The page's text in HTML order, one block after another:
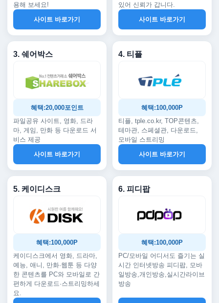
용해 보세요!
사이트 바로가기
있어 신뢰가 갑니다.
사이트 바로가기
3. 쉐어박스
혜택:20,000포인트
파일공유 사이트, 영화, 드라
마, 게임, 만화 등 다운로드 서
비스 제공
사이트 바로가기
4. 티플
혜택:100,000P
티플, tple.co.kr, TOP콘텐츠,
테마관, 스페셜관, 다운로드,
모바일 스트리밍
사이트 바로가기
5. 케이디스크
혜택:100,000P
케이디스크에서 영화, 드라마,
예능, 애니, 만화·웹툰 등 다양
한 콘텐츠를 PC와 모바일로 간
편하게 다운로드·스트리밍하세
요.
6. 피디팝
혜택:100,000P
PC/모바일 어디서도 즐기는 실
시간 인터넷방송 피디팝, 모바
일방송,개인방송,실시간라이브
방송